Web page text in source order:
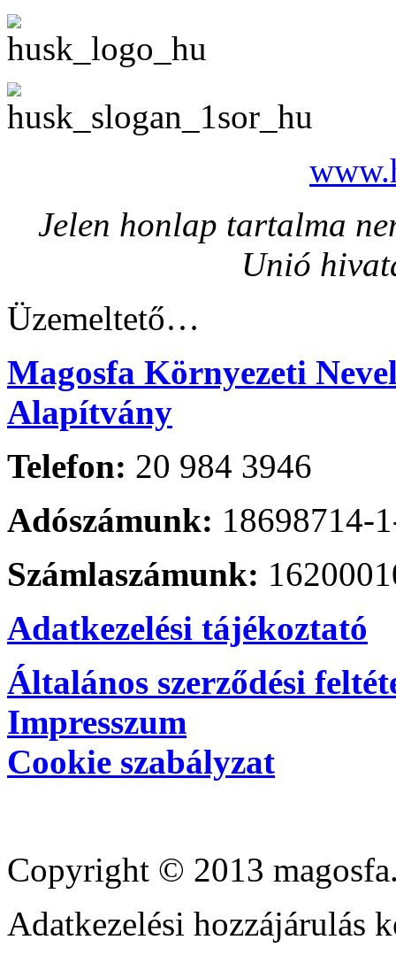
Jelen honlap tartalma
Unió
Üzemeltető…
Magosfa Környezeti
Alapítvány
Telefon: 20 984 3946
Adószámunk: 18698714-
Számlaszámunk:
Adatkezelési tájékoztató
Általános szerződési
Impresszum
Cookie szabályzat
Copyright © 2013
Adatkezelési hozzájárulás